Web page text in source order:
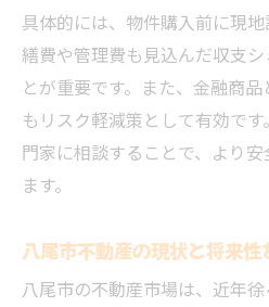
具体的には、物件購入前に現
繕費や管理費も見込んだ収支
とが重要です。また、金融商
もリスク軽減策として有効で
門家に相談することで、より
ます。
八尾市不動産の現状と将来性
八尾市の不動産市場は、近年